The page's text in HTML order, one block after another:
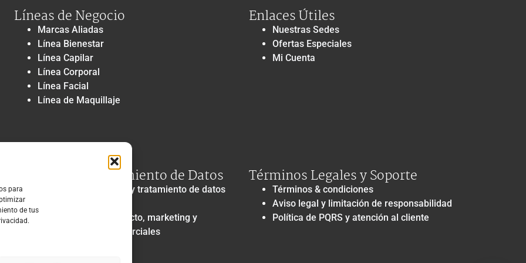
para
de tus
Líneas de Negocio
Marcas Aliadas
Línea Bienestar
Línea Capilar
Línea Corporal
Línea Facial
Línea de Maquillaje
Enlaces Útiles
Nuestras Sedes
Ofertas Especiales
Mi Cuenta
Privacidad y Tratamiento de Datos
Política de privacidad y tratamiento de datos
Autorización de contacto, marketing y
comunicaciones comerciales
Términos Legales y Soporte
Términos & condiciones
Aviso legal y limitación de responsabilidad
Política de PQRS y atención al cliente